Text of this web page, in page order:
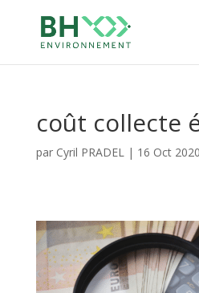
coût collecte
par Cyril PRADEL| 16 Oct 2020